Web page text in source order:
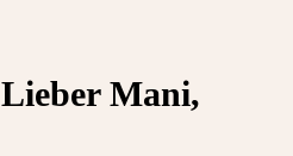
Lieber Mani,